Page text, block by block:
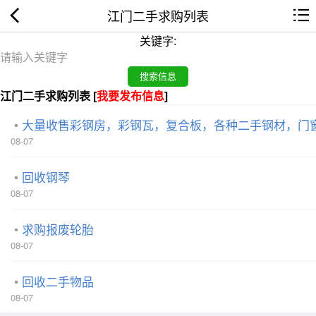
江门二手求购列表
关键字:
江门二手求购列表 [我要发布信息]
大量收售彩钢房，彩钢瓦，复合板，各种二手钢材，门
08-07
回收钢琴
08-07
求购报废轮胎
08-07
回收二手物品
08-07